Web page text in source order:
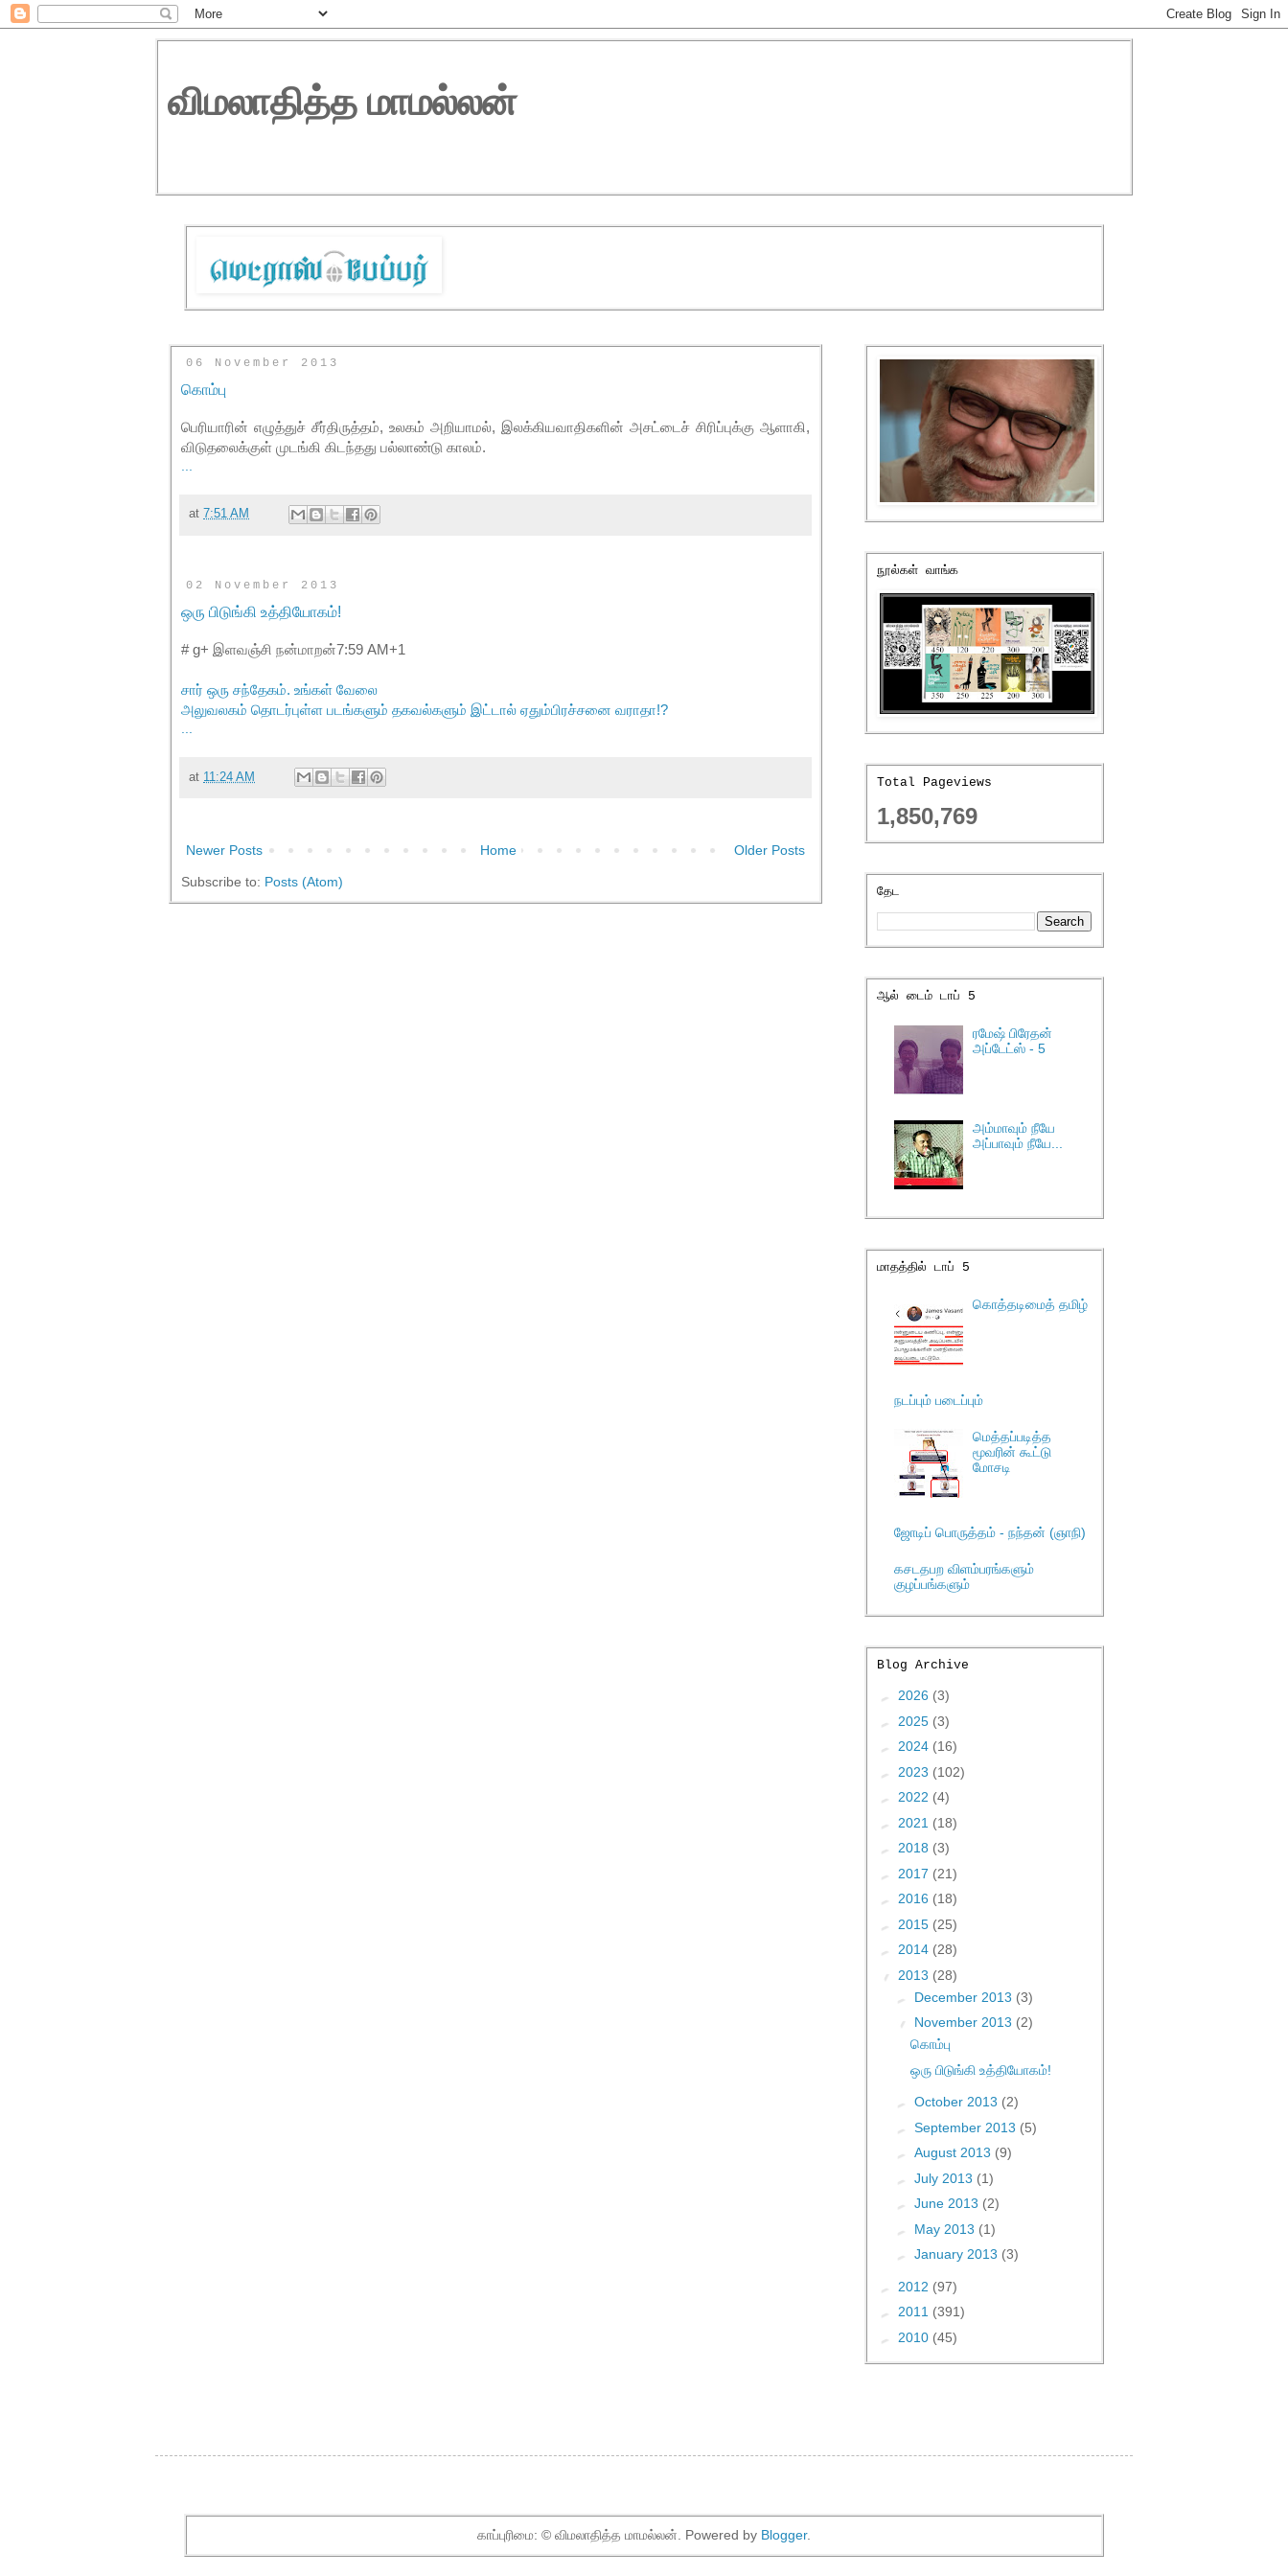
விமலாதித்த மாமல்லன்
06 November 2013
கொம்பு
பெரியாரின் எழுத்துச் சீர்திருத்தம், உலகம் அறியாமல், இலக்கியவாதிகளின் அசட்டைச் சிரிப்புக்கு ஆளாகி,
விடுதலைக்குள் முடங்கி கிடந்தது பல்லாண்டு காலம்.
at 7:51 AM
02 November 2013
ஒரு பிடுங்கி உத்தியோகம்!
# g+ இளவஞ்சி நன்மாறன்7:59 AM+1
சார் ஒரு சந்தேகம். உங்கள் வேலை
அலுவலகம் தொடர்புள்ள படங்களும் தகவல்களும் இட்டால் ஏதும்பிரச்சனை வராதா!?
at 11:24 AM
Newer Posts Older Posts
Home
Subscribe to: Posts (Atom)
நூல்கள் வாங்க
Total Pageviews
1,850,769
தேட
ஆல் டைம் டாப் 5
ரமேஷ் பிரேதன்
அப்டேட்ஸ் - 5
அம்மாவும் நீயே
அப்பாவும் நீயே...
மாதத்தில் டாப் 5
கொத்தடிமைத் தமிழ்
நடப்பும் படைப்பும்
மெத்தப்படித்த
மூவரின் கூட்டு
மோசடி
ஜோடிப் பொருத்தம் - நந்தன் (ஞாநி)
கசடதபற விளம்பரங்களும்
குழப்பங்களும்
Blog Archive
► 2026 (3)
► 2025 (3)
► 2024 (16)
► 2023 (102)
► 2022 (4)
► 2021 (18)
► 2018 (3)
► 2017 (21)
► 2016 (18)
► 2015 (25)
► 2014 (28)
▼ 2013 (28)
► December 2013 (3)
▼ November 2013 (2)
கொம்பு
ஒரு பிடுங்கி உத்தியோகம்!
► October 2013 (2)
► September 2013 (5)
► August 2013 (9)
► July 2013 (1)
► June 2013 (2)
► May 2013 (1)
► January 2013 (3)
► 2012 (97)
► 2011 (391)
► 2010 (45)
காப்புரிமை: © விமலாதித்த மாமல்லன். Powered by Blogger.